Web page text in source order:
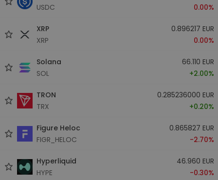
USDC
0.00%
XRP
XRP
0.896217 EUR
0.00%
Solana
SOL
66.110 EUR
+2.00%
TRON
TRX
0.285236000 EUR
+0.20%
Figure Heloc
FIGR_HELOC
0.865827 EUR
-2.70%
Hyperliquid
HYPE
46.960 EUR
-0.30%